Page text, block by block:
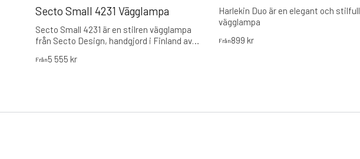
Secto Small 4231 Vägglampa
Secto Small 4231 är en stilren vägglampa
från Secto Design, handgjord i Finland av
Från5 555 kr
Harlekin Duo är en elegant och stilfull
vägglampa
Från899 kr